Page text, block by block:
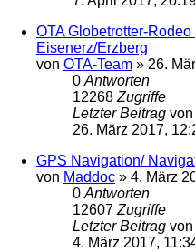
OTA Globetrotter-
Eisenerz/Erzberg
von OTA-Team » 26.
0 Antworten
12268 Zugriffe
Letzter Beitrag von
26. März 2017,
GPS Navigation/
von Maddoc » 4. März
0 Antworten
12607 Zugriffe
Letzter Beitrag von
4. März 2017,